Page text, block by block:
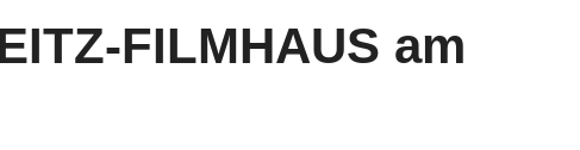
FILMHAUS am